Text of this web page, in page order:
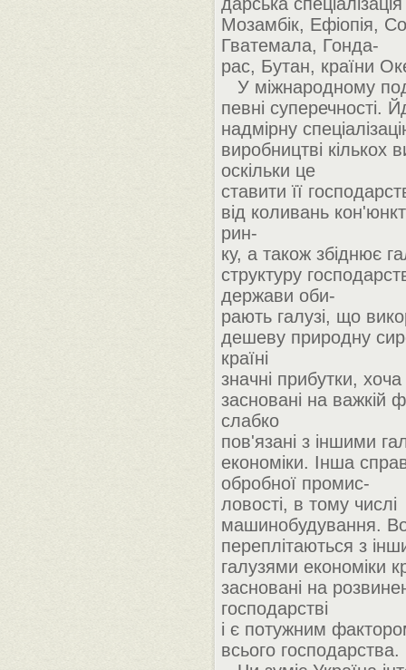
Мозамбік, Ефіопія,
Гватемала, Гонда-
рас, Бутан, країни
У міжнародному
певні суперечності.
надмірну
виробництві кількох
оскільки це
ставити її
від коливань
рин-
ку, а також збіднює
структуру
держави оби-
рають галузі, що
дешеву природну
країні
значні прибутки,
засновані на важкій
слабко
пов'язані з іншими
економіки. Інша
обробної промис-
ловості, в тому числі
машинобудування.
переплітаються з
галузями економіки
засновані на
господарстві
і є потужним
всього господарства.